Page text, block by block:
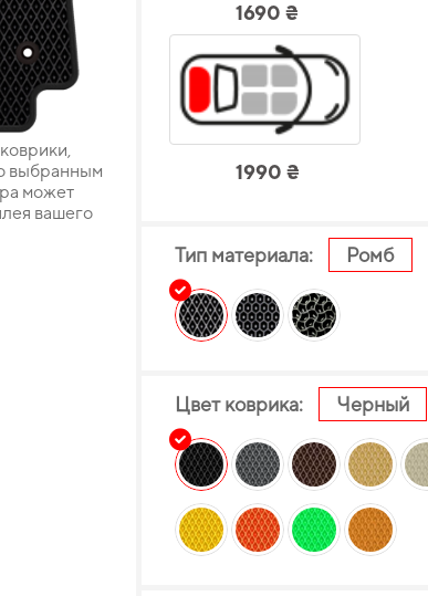
выбранным
может
вашего
1690 ₴
1990 ₴
Тип материала: Ромб
Цвет коврика: Черный